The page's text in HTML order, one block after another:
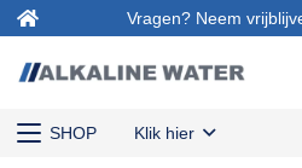
Vragen? Neem
SHOP Klik hier